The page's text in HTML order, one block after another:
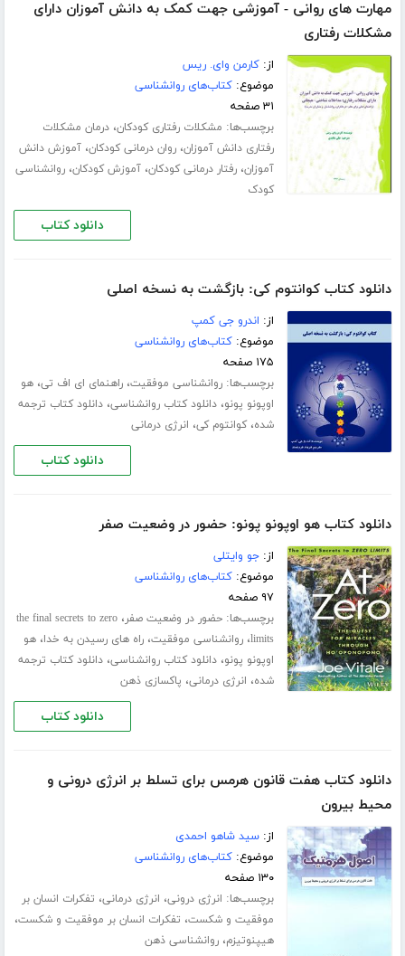
مهارت های روانی - آموزشی جهت کمک به دانش آموزان دارای
مشکلات رفتاری
از:کارمن وای. ریس
موضوع:کتاب‌های روانشناسی
۳۱ صفحه
برچسب‌ها: مشکلات رفتاری کودکان،درمان مشکلات
رفتاری دانش آموزان،روان درمانی کودکان،آموزش دانش
آموزان،رفتار درمانی کودکان،آموزش کودکان،روانشناسی
کودک
دانلود کتاب
دانلود کتاب کوانتوم کی: بازگشت به نسخه اصلی
از: اندرو جی کمپ
موضوع:کتاب‌های روانشناسی
۱۷۵ صفحه
برچسب‌ها:روانشناسی موفقیت،راهنمای ای اف تی،هو
اوپونو پونو،دانلود کتاب روانشناسی،دانلود کتاب ترجمه
شده،کوانتوم کی، انرژی درمانی
دانلود کتاب
دانلود کتاب هو اوپونو پونو: حضور در وضعیت صفر
از:جو وایتلی
موضوع:کتاب‌های روانشناسی
۹۷ صفحه
برچسب‌ها:حضور در وضعیت صفر،the final secrets to zero
limits،روانشناسی موفقیت،راه های رسیدن به خدا،هو
اوپونو پونو،دانلود کتاب روانشناسی،دانلود کتاب ترجمه
شده، انرژی درمانی، پاکسازی ذهن
دانلود کتاب
دانلود کتاب هفت قانون هرمس برای تسلط بر انرژی درونی و
محیط بیرون
از:سید شاهو احمدی
موضوع:کتاب‌های روانشناسی
۱۳۰ صفحه
برچسب‌ها: انرژی درونی، انرژی درمانی، تفکرات انسان بر
موفقیت و شکست، تفکرات انسان بر موفقیت و شکست،
هیپنوتیزم،روانشناسی ذهن